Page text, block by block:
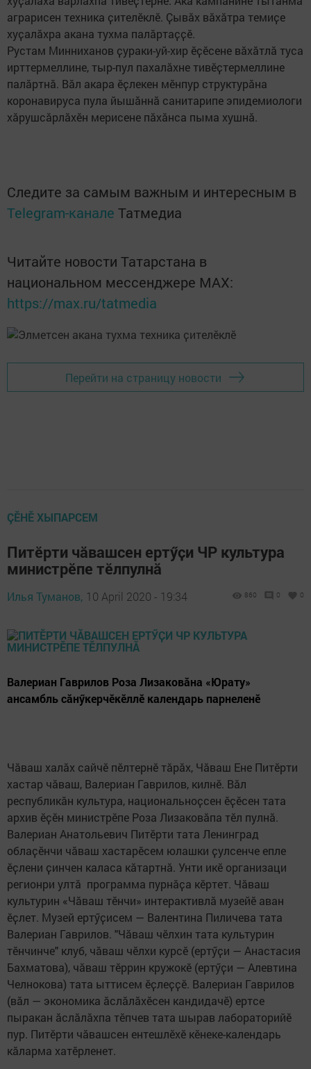
аграрисен техника ҫителӗклӗ. Ҫывӑх вӑхӑтра темиҫе
хуҫалӑхра акана тухма палӑртаҫҫӗ.
Рустам Минниханов ҫураки-уй-хир ӗҫӗсене вӑхӑтлӑ туса
ирттермеллине, тыр-пул пахалӑхне тивӗҫтермеллине
палӑртнӑ. Вӑл акара ӗҫлекен мӗнпур структурӑна
коронавируса пула йышӑннӑ санитарипе эпидемиологи
хӑрушсӑрлӑхӗн мерисене пӑхӑнса пыма хушнӑ.
Следите за самым важным и интересным в
Telegram-канале Татмедиа
Читайте новости Татарстана в
национальном мессенджере MАХ:
https://max.ru/tatmedia
Перейти на страницу новости
ÇӖНӖ ХЫПАРСЕМ
Питӗрти чӑвашсен ертӳҫи ЧР культура
министрӗпе тӗлпулнӑ
Илья Туманов, 10 April 2020 - 19:34 860 0 0
Валериан Гаврилов Роза Лизаковӑна «Юрату»
ансамбль сӑнӳкерчӗкӗллӗ календарь парнеленӗ
Чӑваш халӑх сайчӗ пӗлтернӗ тӑрӑх, Чӑваш Ене Питӗрти
хастар чӑваш, Валериан Гаврилов, килнӗ. Вӑл
республикӑн культура, национальноҫсен ӗҫӗсен тата
архив ӗҫӗн министрӗпе Роза Лизаковӑпа тӗл пулнӑ.
Валериан Анатольевич Питӗрти тата Ленинград
облаҫӗнчи чӑваш хастарӗсем юлашки ҫулсенче епле
ӗҫлени ҫинчен каласа кӑтартнӑ. Унти икӗ организаци
регионри ултӑ программа пурнӑҫа кӗртет. Чӑваш
культурин «Чӑваш тӗнчи» интерактивлӑ музейӗ аван
ӗҫлет. Музей ертӳҫисем — Валентина Пиличева тата
Валериан Гаврилов. "Чӑваш чӗлхин тата культурин
тӗнчинче" клуб, чӑваш чӗлхи курсӗ (ертӳҫи — Анастасия
Бахматова), чӑваш тӗррин кружокӗ (ертӳҫи — Алевтина
Челнокова) тата ыттисем ӗҫлеҫҫӗ. Валериан Гаврилов
(вӑл — экономика ӑслӑлӑхӗсен кандидачӗ) ертсе
пыракан ӑслӑлӑхпа тӗпчев тата шырав лабораторийӗ
пур. Питӗрти чӑвашсен ентешлӗхӗ кӗнеке-календарь
кӑларма хатӗрленет.